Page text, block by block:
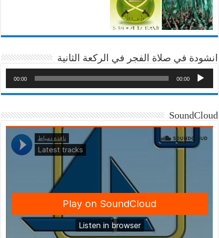
انشودة في صلاة الفجر في الركعة الثانية
00:00
00:00
SoundCloud